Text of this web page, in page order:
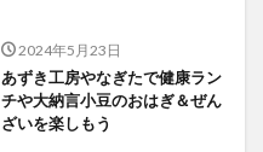
2024年5月23日
あずき工房やなぎたで健康ラン
チや大納言小豆のおはぎ＆ぜん
ざいを楽しもう